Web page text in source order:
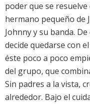
poder que se
hermano pequeño de
Johnny y su banda.
decide quedarse con
éste poco a poco
del grupo, que
Sin padres a la vista,
alrededor. Bajo el